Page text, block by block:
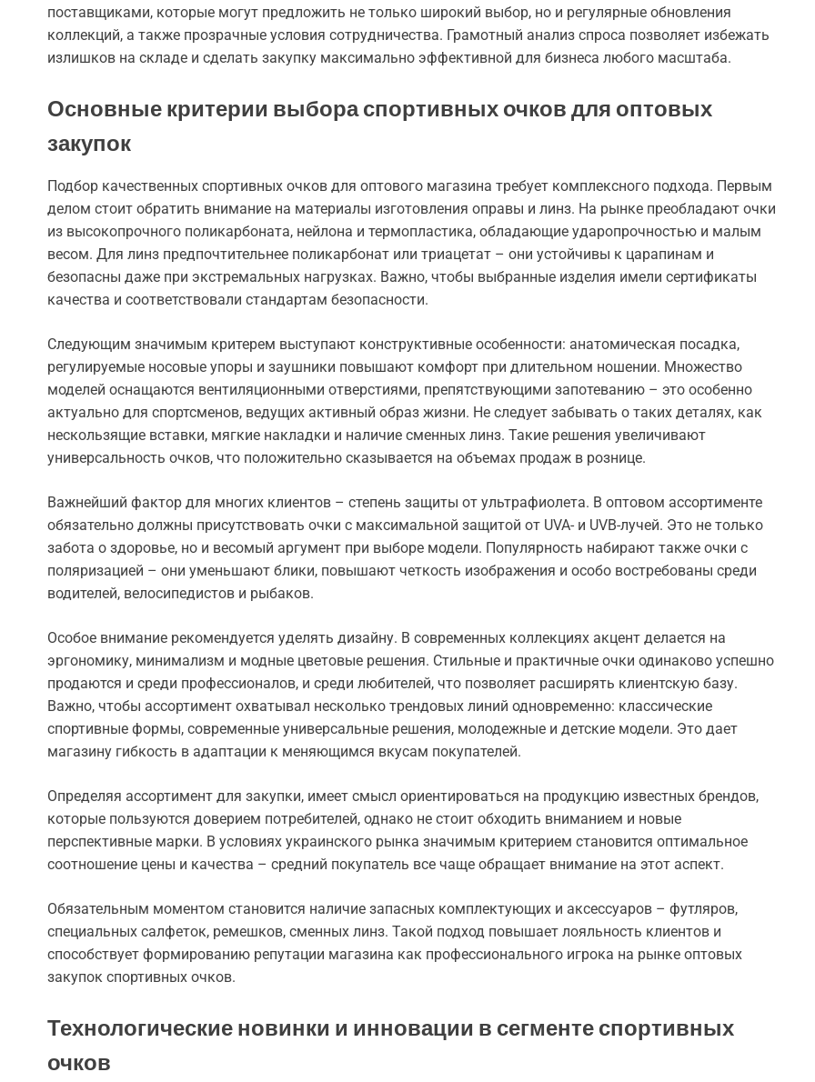
поставщиками, которые могут предложить не только широкий выбор, но и регулярные обновления
коллекций, а также прозрачные условия сотрудничества. Грамотный анализ спроса позволяет избежать
излишков на складе и сделать закупку максимально эффективной для бизнеса любого масштаба.
Основные критерии выбора спортивных очков для оптовых
закупок
Подбор качественных спортивных очков для оптового магазина требует комплексного подхода. Первым
делом стоит обратить внимание на материалы изготовления оправы и линз. На рынке преобладают очки
из высокопрочного поликарбоната, нейлона и термопластика, обладающие ударопрочностью и малым
весом. Для линз предпочтительнее поликарбонат или триацетат – они устойчивы к царапинам и
безопасны даже при экстремальных нагрузках. Важно, чтобы выбранные изделия имели сертификаты
качества и соответствовали стандартам безопасности.
Следующим значимым критерем выступают конструктивные особенности: анатомическая посадка,
регулируемые носовые упоры и заушники повышают комфорт при длительном ношении. Множество
моделей оснащаются вентиляционными отверстиями, препятствующими запотеванию – это особенно
актуально для спортсменов, ведущих активный образ жизни. Не следует забывать о таких деталях, как
нескользящие вставки, мягкие накладки и наличие сменных линз. Такие решения увеличивают
универсальность очков, что положительно сказывается на объемах продаж в рознице.
Важнейший фактор для многих клиентов – степень защиты от ультрафиолета. В оптовом ассортименте
обязательно должны присутствовать очки с максимальной защитой от UVA- и UVB-лучей. Это не только
забота о здоровье, но и весомый аргумент при выборе модели. Популярность набирают также очки с
поляризацией – они уменьшают блики, повышают четкость изображения и особо востребованы среди
водителей, велосипедистов и рыбаков.
Особое внимание рекомендуется уделять дизайну. В современных коллекциях акцент делается на
эргономику, минимализм и модные цветовые решения. Стильные и практичные очки одинаково успешно
продаются и среди профессионалов, и среди любителей, что позволяет расширять клиентскую базу.
Важно, чтобы ассортимент охватывал несколько трендовых линий одновременно: классические
спортивные формы, современные универсальные решения, молодежные и детские модели. Это дает
магазину гибкость в адаптации к меняющимся вкусам покупателей.
Определяя ассортимент для закупки, имеет смысл ориентироваться на продукцию известных брендов,
которые пользуются доверием потребителей, однако не стоит обходить вниманием и новые
перспективные марки. В условиях украинского рынка значимым критерием становится оптимальное
соотношение цены и качества – средний покупатель все чаще обращает внимание на этот аспект.
Обязательным моментом становится наличие запасных комплектующих и аксессуаров – футляров,
специальных салфеток, ремешков, сменных линз. Такой подход повышает лояльность клиентов и
способствует формированию репутации магазина как профессионального игрока на рынке оптовых
закупок спортивных очков.
Технологические новинки и инновации в сегменте спортивных
очков